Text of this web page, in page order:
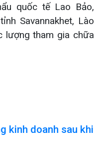
quốc tế Lao Bảo,
Savannakhet, Lào
tham gia chữa
kinh doanh sau khi